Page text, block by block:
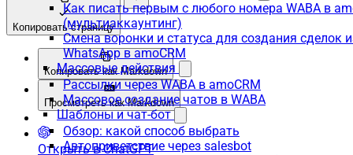
Как писать первым с любого номера WABA в
(мультиаккаунтинг)
Смена воронки и статуса для создания сделок
WhatsApp в amoCRM
Массовые действия
Рассылки через WABA в amoCRM
Массовое создание чатов в WABA
Шаблоны и чат-бот
Обзор: какой способ выбрать
Автоприветствие через salesbot
Копировать страницу
Копировать как Markdown
Просмотреть как Markdown
Открыть в ChatGPT